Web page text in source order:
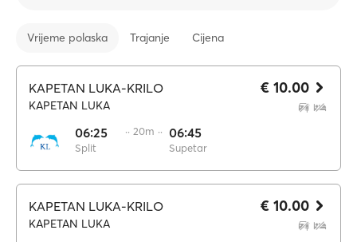
Vrijeme polaska Trajanje Cijena
KAPETAN LUKA-KRILO
KAPETAN LUKA
06:25
Split
·· 20m ·· 06:45
Supetar
€ 10.00
KAPETAN LUKA-KRILO
KAPETAN LUKA
€ 10.00